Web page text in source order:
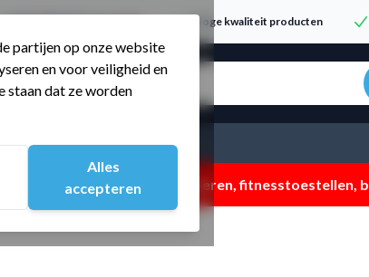
partijen op onze website
en voor veiligheid en
staan dat ze worden
Alles
accepteren
Hoge kwaliteit producten
Producten zoeken...
code: ZOMERMP. muv vloeren,